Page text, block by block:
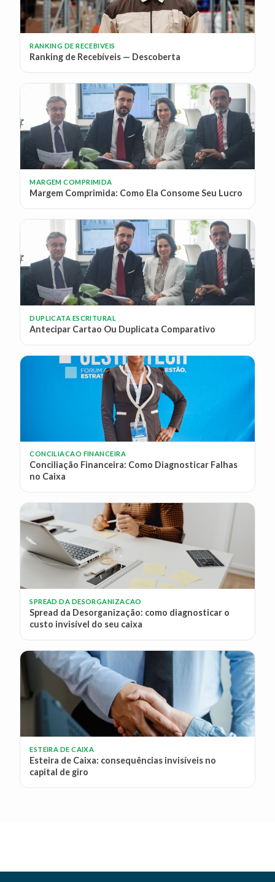
RANKING DE RECEBIVEIS
Ranking de Recebíveis — Descoberta
MARGEM COMPRIMIDA
Margem Comprimida: Como Ela Consome Seu Lucro
DUPLICATA ESCRITURAL
Antecipar Cartao Ou Duplicata Comparativo
CONCILIACAO FINANCEIRA
Conciliação Financeira: Como Diagnosticar Falhas
no Caixa
SPREAD DA DESORGANIZACAO
Spread da Desorganização: como diagnosticar o
custo invisível do seu caixa
ESTEIRA DE CAIXA
Esteira de Caixa: consequências invisíveis no
capital de giro